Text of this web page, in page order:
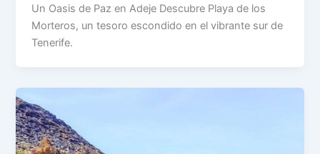
Un Oasis de Paz en Adeje Descubre Playa de los
Morteros, un tesoro escondido en el vibrante sur de
Tenerife.